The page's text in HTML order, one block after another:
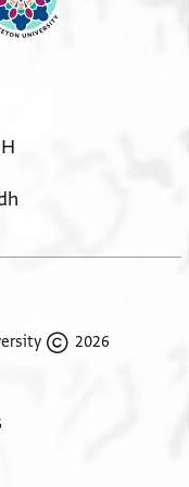
2026 The Trustees of Princeton University